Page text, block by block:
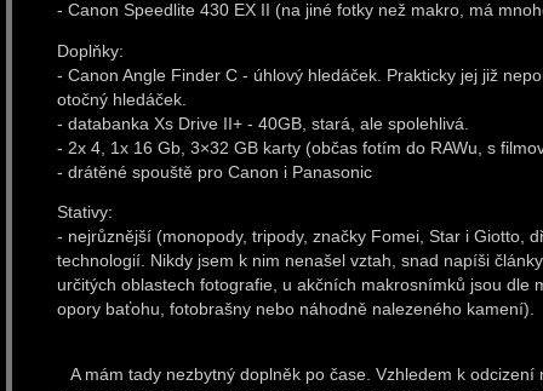
- Canon Speedlite 430 EX II (na jiné fotky než makro, má
Doplňky:
- Canon Angle Finder C - úhlový hledáček. Prakticky jej již
otočný hledáček.
- databanka Xs Drive II+ - 40GB, stará, ale spolehlivá.
- 2x 4, 1x 16 Gb, 3×32 GB karty (občas fotím do RAWu, s
- drátěné spouště pro Canon i Panasonic
Stativy:
- nejrůznější (monopody, tripody, značky Fomei, Star i Giotto,
technologií. Nikdy jsem k nim nenašel vztah, snad napíši
určitých oblastech fotografie, u akčních makrosnímků jsou dle
opory baťohu, fotobrašny nebo náhodně nalezeného kamení).
A mám tady nezbytný doplněk po čase. Vzhledem k